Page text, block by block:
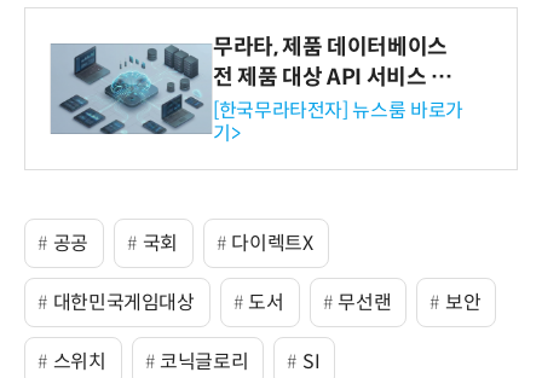
무라타, 제품 데이터베이스
전 제품 대상 API 서비스 제
공…73개 제품 카테고리로
확대
[한국무라타전자] 뉴스룸 바로가
기>
공공 국회 다이렉트X
대한민국게임대상 도서 무선랜 보안
스위치 코닉글로리 SI